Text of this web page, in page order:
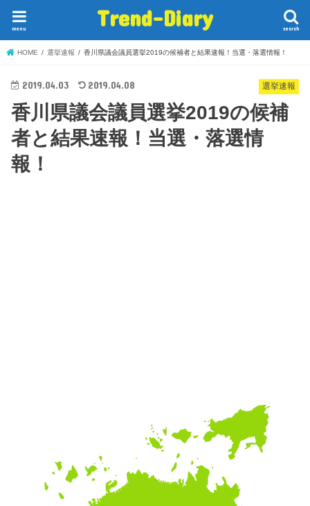
Trend-Diary search
menu
HOME 選挙速報 香川県議会議員選挙2019の候補者と結果速報！当選・落選情報！
選挙速報
2019.04.03 2019.04.08
香川県議会議員選挙2019の候補
者と結果速報！当選・落選情
報！